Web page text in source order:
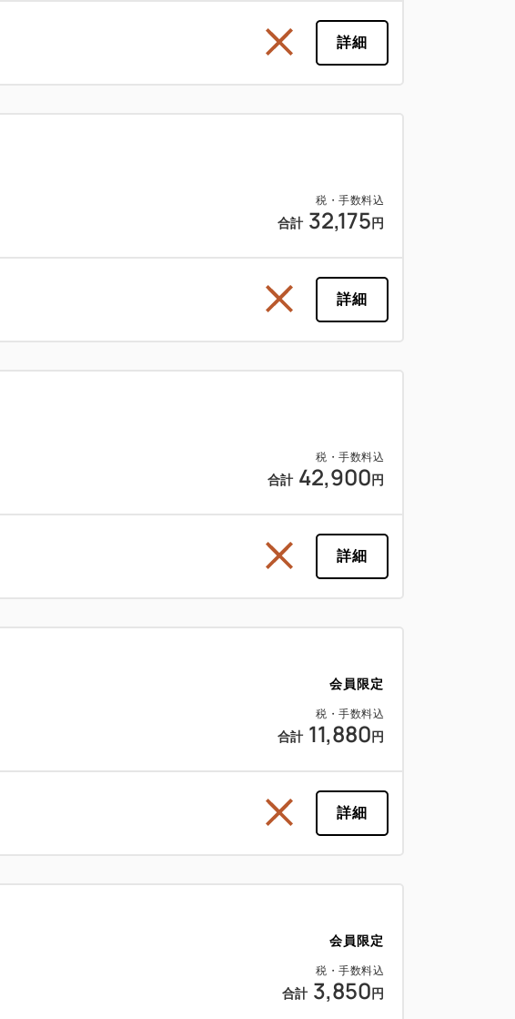
詳細
税・手数料込
合計 32,175 円
詳細
税・手数料込
合計 42,900 円
詳細
会員限定
税・手数料込
合計 11,880 円
詳細
会員限定
税・手数料込
合計 3,850 円